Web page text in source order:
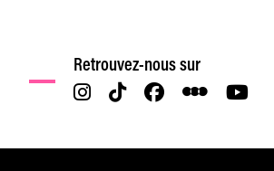
Retrouvez-nous sur